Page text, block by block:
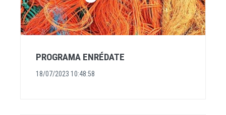
PROGRAMA ENRÉDATE
18/07/2023 10:48:58